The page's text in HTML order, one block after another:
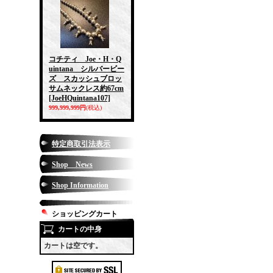
コチティ Joe・H・Q
uintana シルバービー
ズ スカッシュブロッ
サムネックレス約67cm
[JoeHQuintana107]
999,999,999円(税込)
特定商取引法表示
Shop News
Shop Information
ショッピングカート
カートの中身
カートは空です。